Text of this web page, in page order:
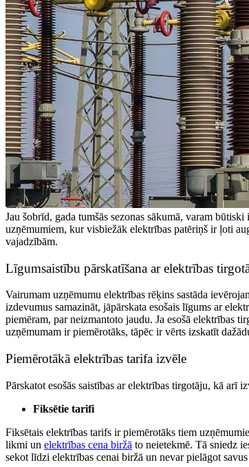
Jau šobrīd, gada tumšās sezonas sākumā, varam
uzņēmumiem, kur visbiežāk elektrības patēriņš ir ļoti
vajadzībām.
Līgumsaistību pārskatīšana ar elektrības
Vairumam uzņēmumu elektrības rēķins sastāda
izdevumus samazināt, jāpārskata esošais līgums ar
piemēram, par neizmantoto jaudu. Ja esošā elektrības
uzņēmumam ir piemērotāks, tāpēc ir vērts izskatīt
Piemērotākā elektrības tarifa izvēle
Pārskatot esošās saistības ar elektrības tirgotāju, kā
Fiksētie tarifi
Fiksētais elektrības tarifs ir piemērotāks tiem
likmi un elektrības cena biržā to neietekmē. Tā sniedz
sekot līdzi elektrības cenai biržā un nevar pielāgot